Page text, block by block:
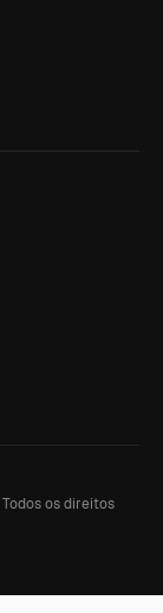
Todos os direitos